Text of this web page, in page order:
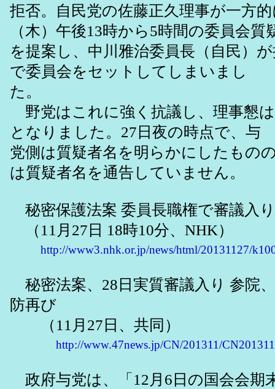
拒否。自民党の佐藤正久理事が一方
（木）午後13時から5時間の委員会質
を提案し、中川雅治委員長（自民）
で委員会をセットしてしまいまし
た。
野党はこれに強く抗議し、理事懇
となりました。27日夜の時点で、与
党側は質疑者名を明らかにしたもの
は質疑者名を通告していません。
秘密保護法案 委員長職権で審議入り
（11月27日 18時10分、NHK）
http://www3.nhk.or.jp/news/html/20131127/
秘密法案、28日実質審議入り 参院
防再び
（11月27日、共同）
http://www.47news.jp/CN/201311/
政府与党は、「12月6日の国会会期